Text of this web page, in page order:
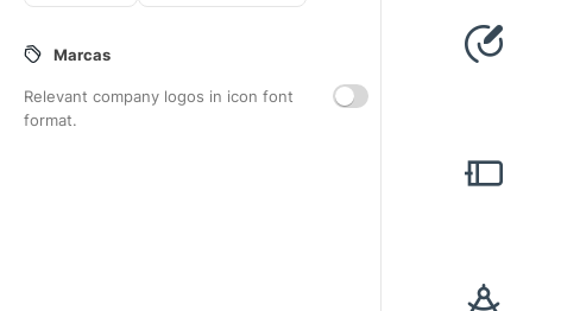
Marcas
Relevant company logos in icon font
format.